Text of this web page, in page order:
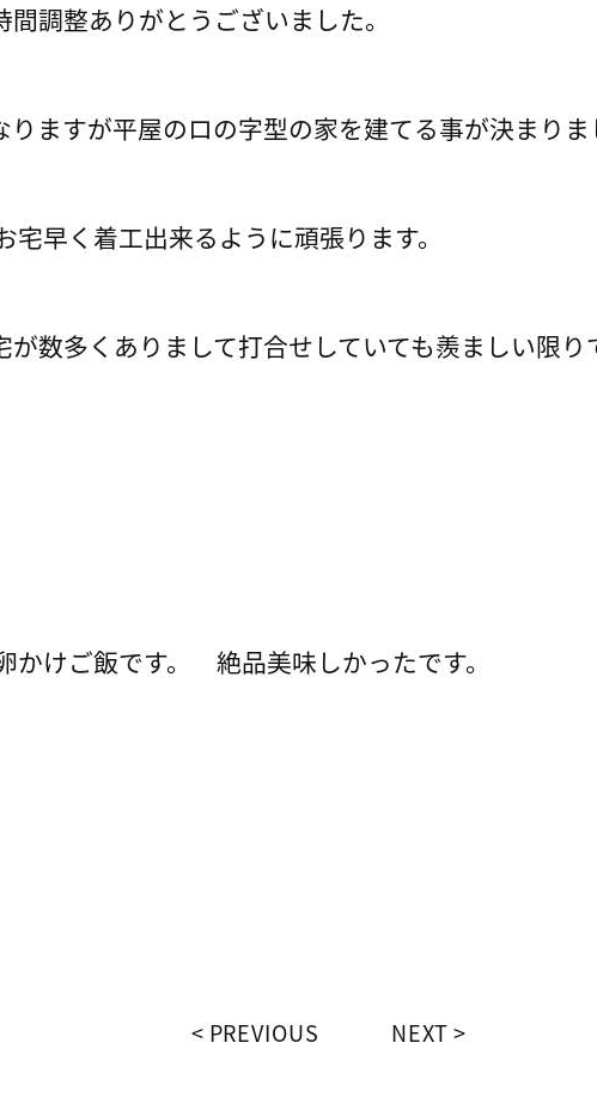
調整ありがとうございました。
ますが平屋のロの字型の家を建てる事が決まり
早く着工出来るように頑張ります。
数多くありまして打合せしていても羨ましい限り
けご飯です。 絶品美味しかったです。
PREVIOUS NEXT